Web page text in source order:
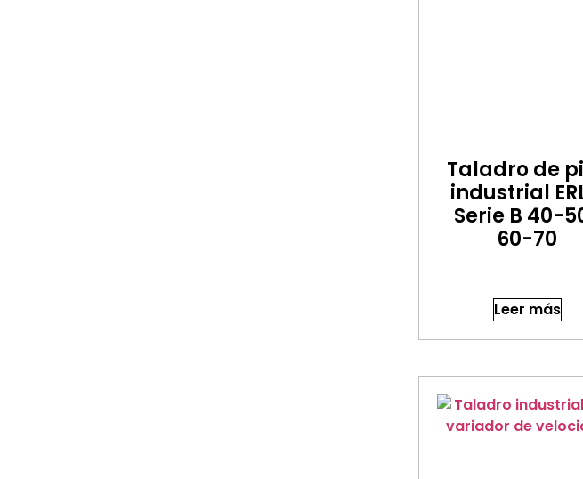
Taladro de
industrial
Serie B 40-
60-70
Leer más